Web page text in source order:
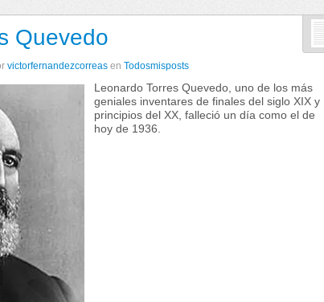
Quevedo
victorfernandezcorreas en Todosmisposts
Leonardo Torres Quevedo, uno de los más
geniales inventares de finales del siglo XIX y
principios del XX, falleció un día como el de
hoy de 1936.